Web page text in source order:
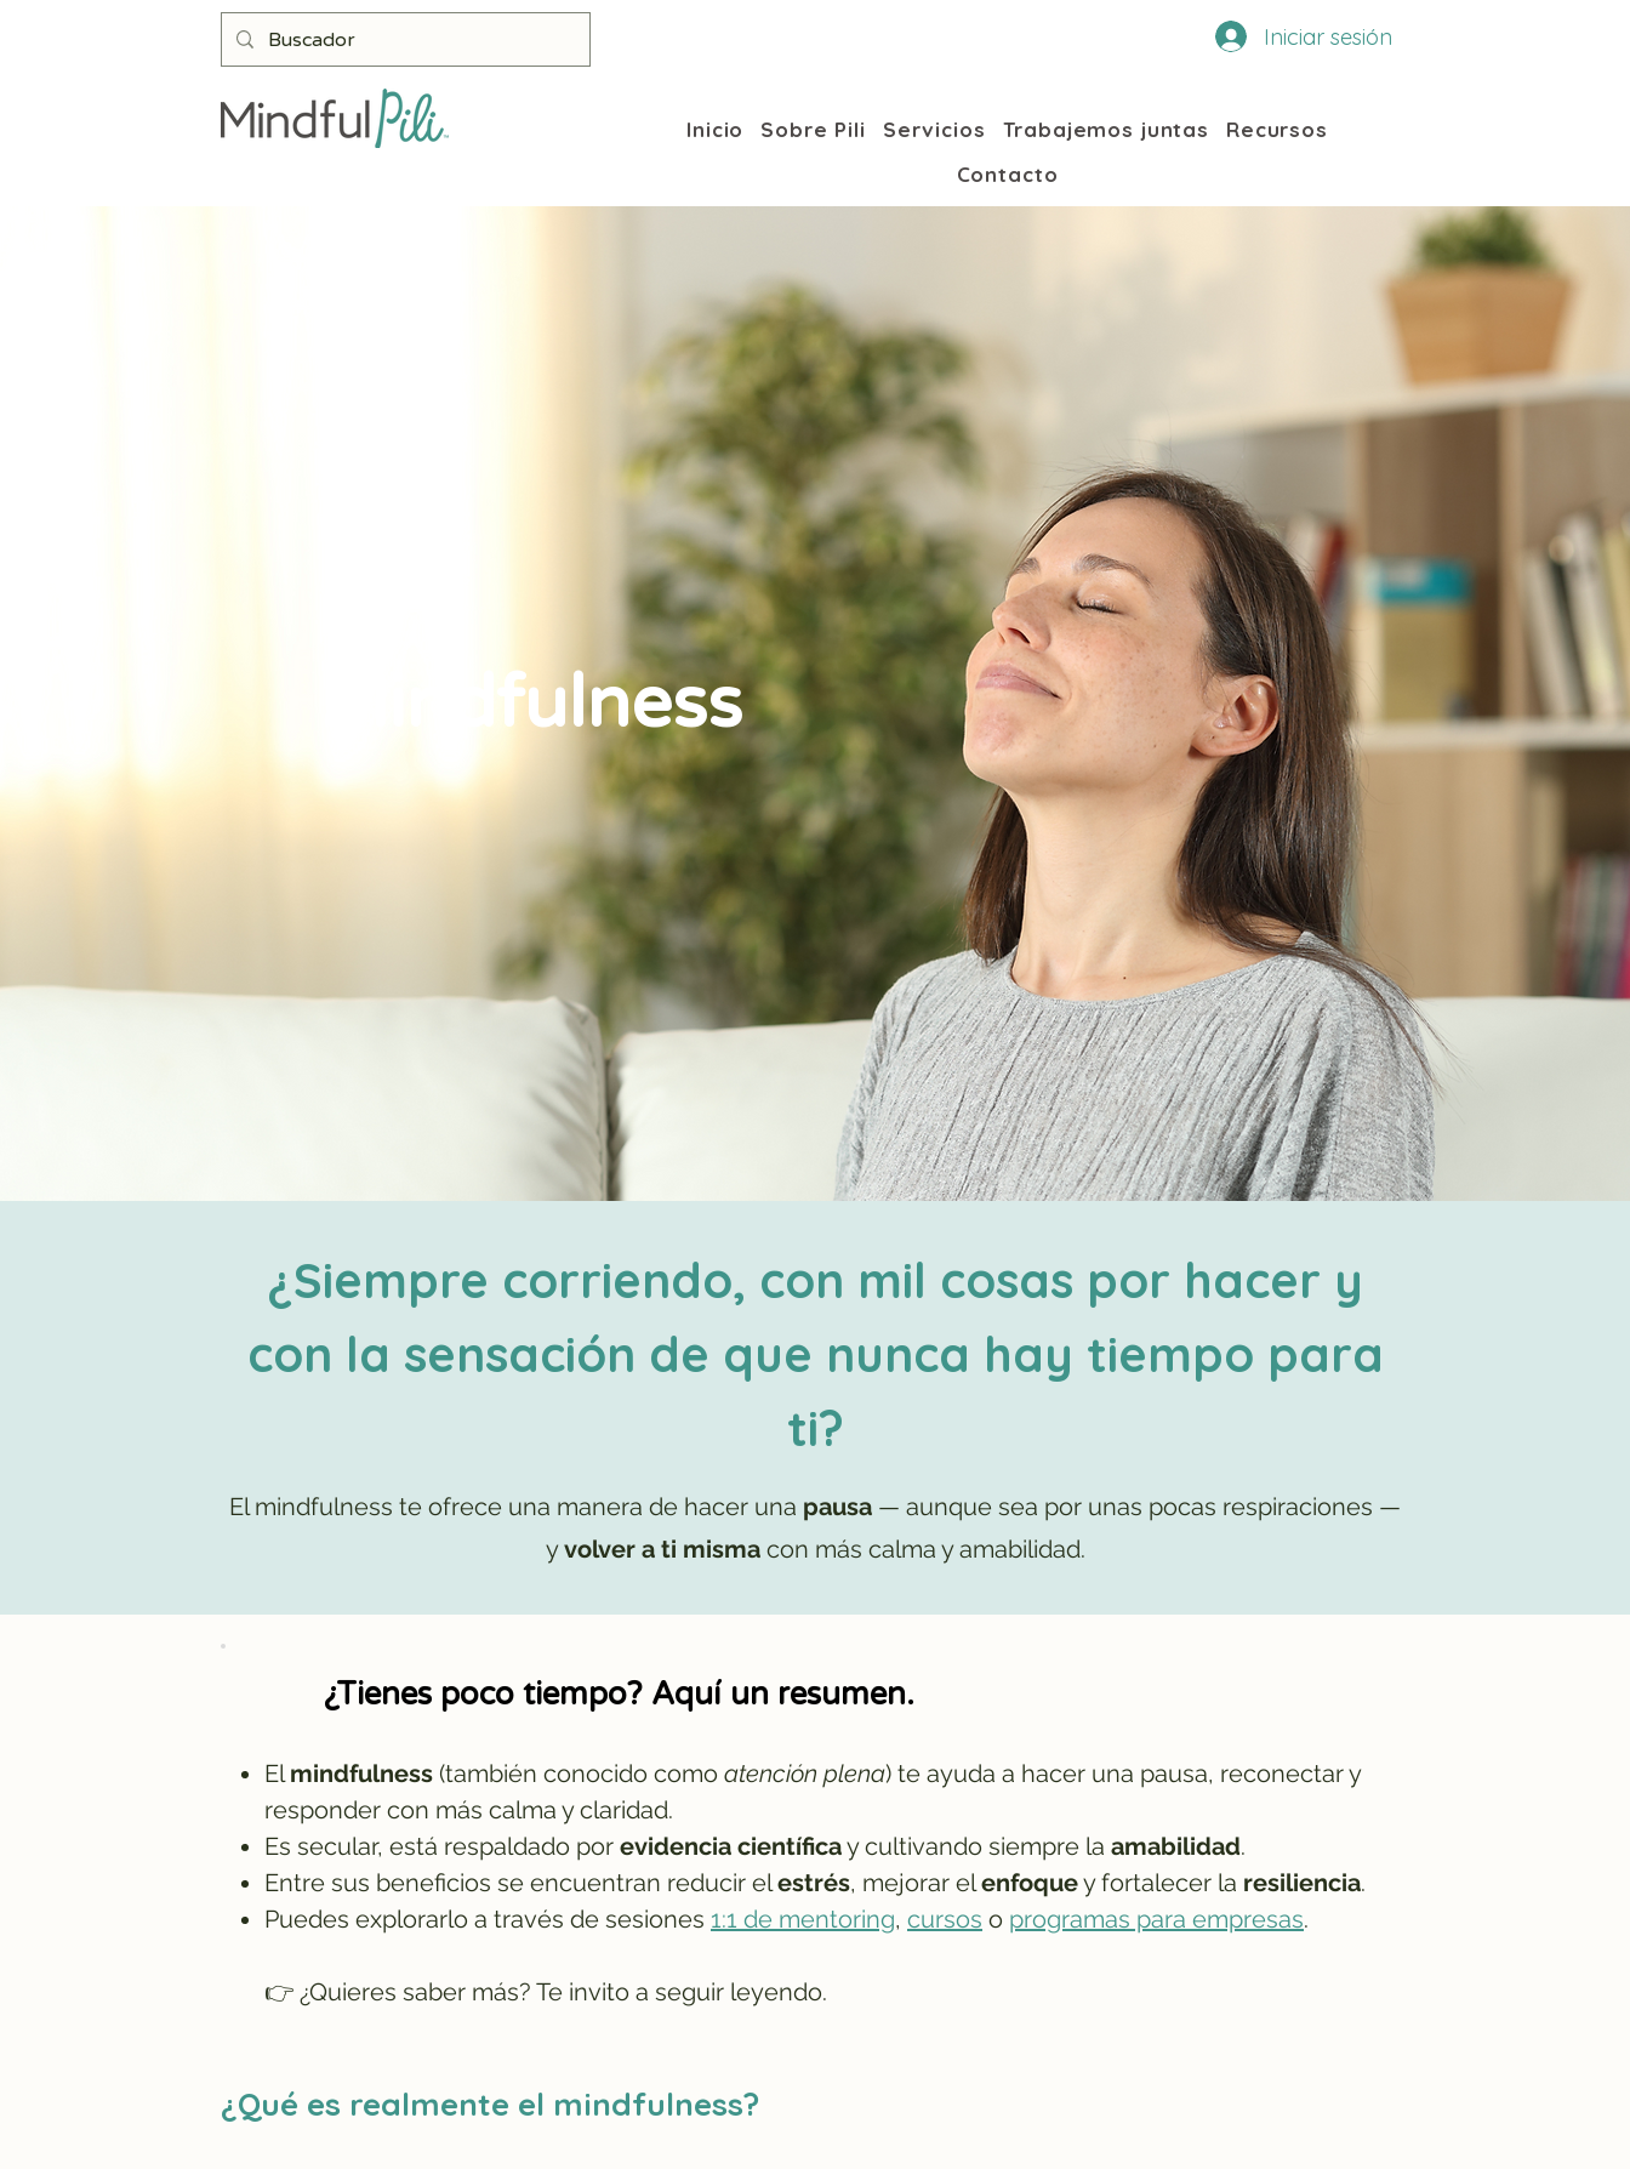
Iniciar sesión
Inicio Sobre Pili Servicios Trabajemos juntas
Recursos
Contacto
Mindfulness
¿Siempre corriendo, con mil cosas por hacer y
con la sensación de que nunca hay tiempo para
ti?
El mindfulness te ofrece una manera de hacer una pausa — aunque sea por unas pocas respiraciones —
yvolver a ti mismacon más calma y amabilidad.
¿Tienes poco tiempo? Aquí un resumen.
Elmindfulness (también conocido como atención plena) te ayuda a hacer una pausa, reconectar y
responder con más calma y claridad.
Es secular, está respaldado por evidencia científicay cultivando siempre la amabilidad.
Entre sus beneficios se encuentran reducir elestrés, mejorar elenfoquey fortalecer la resiliencia.
Puedes explorarlo a través de sesiones 1:1 de mentoring, cursos o programas para empresas.
👉 ¿Quieres saber más? Te invito a seguir leyendo.
¿Qué es realmente el mindfulness?​